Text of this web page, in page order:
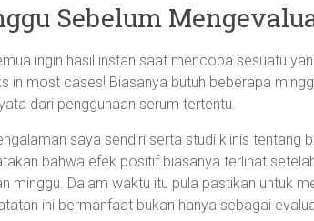
Sebelum
ingin hasil instan saat mencoba sesuatu
in most cases! Biasanya butuh beberapa
dari penggunaan serum tertentu.
saya sendiri serta studi klinis tentang
bahwa efek positif biasanya terlihat
minggu. Dalam waktu itu pula pastikan untuk
ini bermanfaat bukan hanya sebagai